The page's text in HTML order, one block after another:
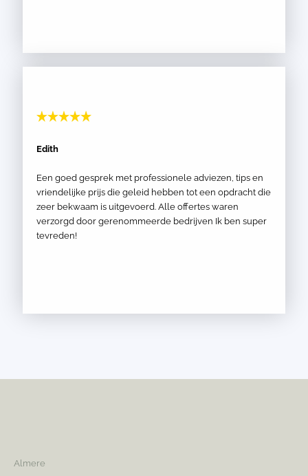
Edith
Een goed gesprek met professionele adviezen, tips en
vriendelijke prijs die geleid hebben tot een opdracht die
zeer bekwaam is uitgevoerd. Alle offertes waren
verzorgd door gerenommeerde bedrijven Ik ben super
tevreden!
Almere